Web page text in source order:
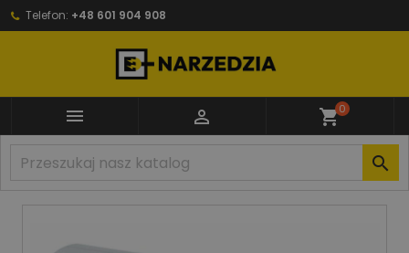
Telefon: +48 601 904 908
  shopping_cart0
